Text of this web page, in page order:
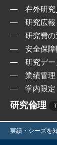
在外研
研究広報
研究費
安全保
研究デー
業績管理
学内限定
研究倫理
実績・シーズを